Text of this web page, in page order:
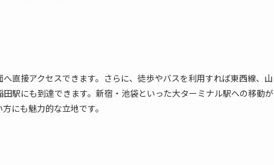
直接アクセスできます。さらに、徒歩やバスを利用すれば東西線、山
駅にも到達できます。新宿・池袋といった大ターミナル駅への移動が
にも魅力的な立地です。